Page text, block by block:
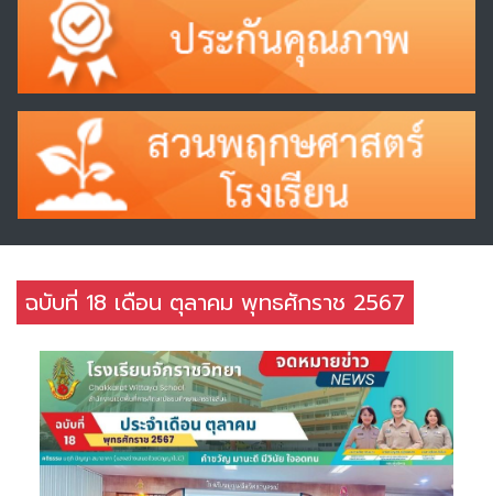
ฉบับที่ 18 เดือน ตุลาคม พุทธศักราช 2567